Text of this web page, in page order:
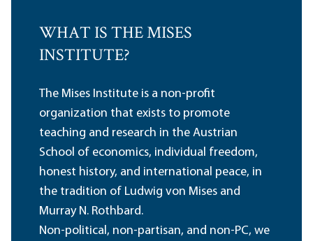
WHAT IS THE MISES
INSTITUTE?
The Mises Institute is a non-profit
organization that exists to promote
teaching and research in the Austrian
School of economics, individual freedom,
honest history, and international peace, in
the tradition of Ludwig von Mises and
Murray N. Rothbard.
Non-political, non-partisan, and non-PC, we